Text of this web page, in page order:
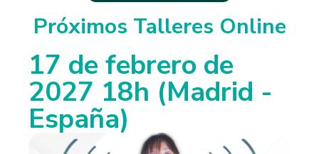
Próximos Talleres Online
17 de febrero de
2027 18h (Madrid -
España)